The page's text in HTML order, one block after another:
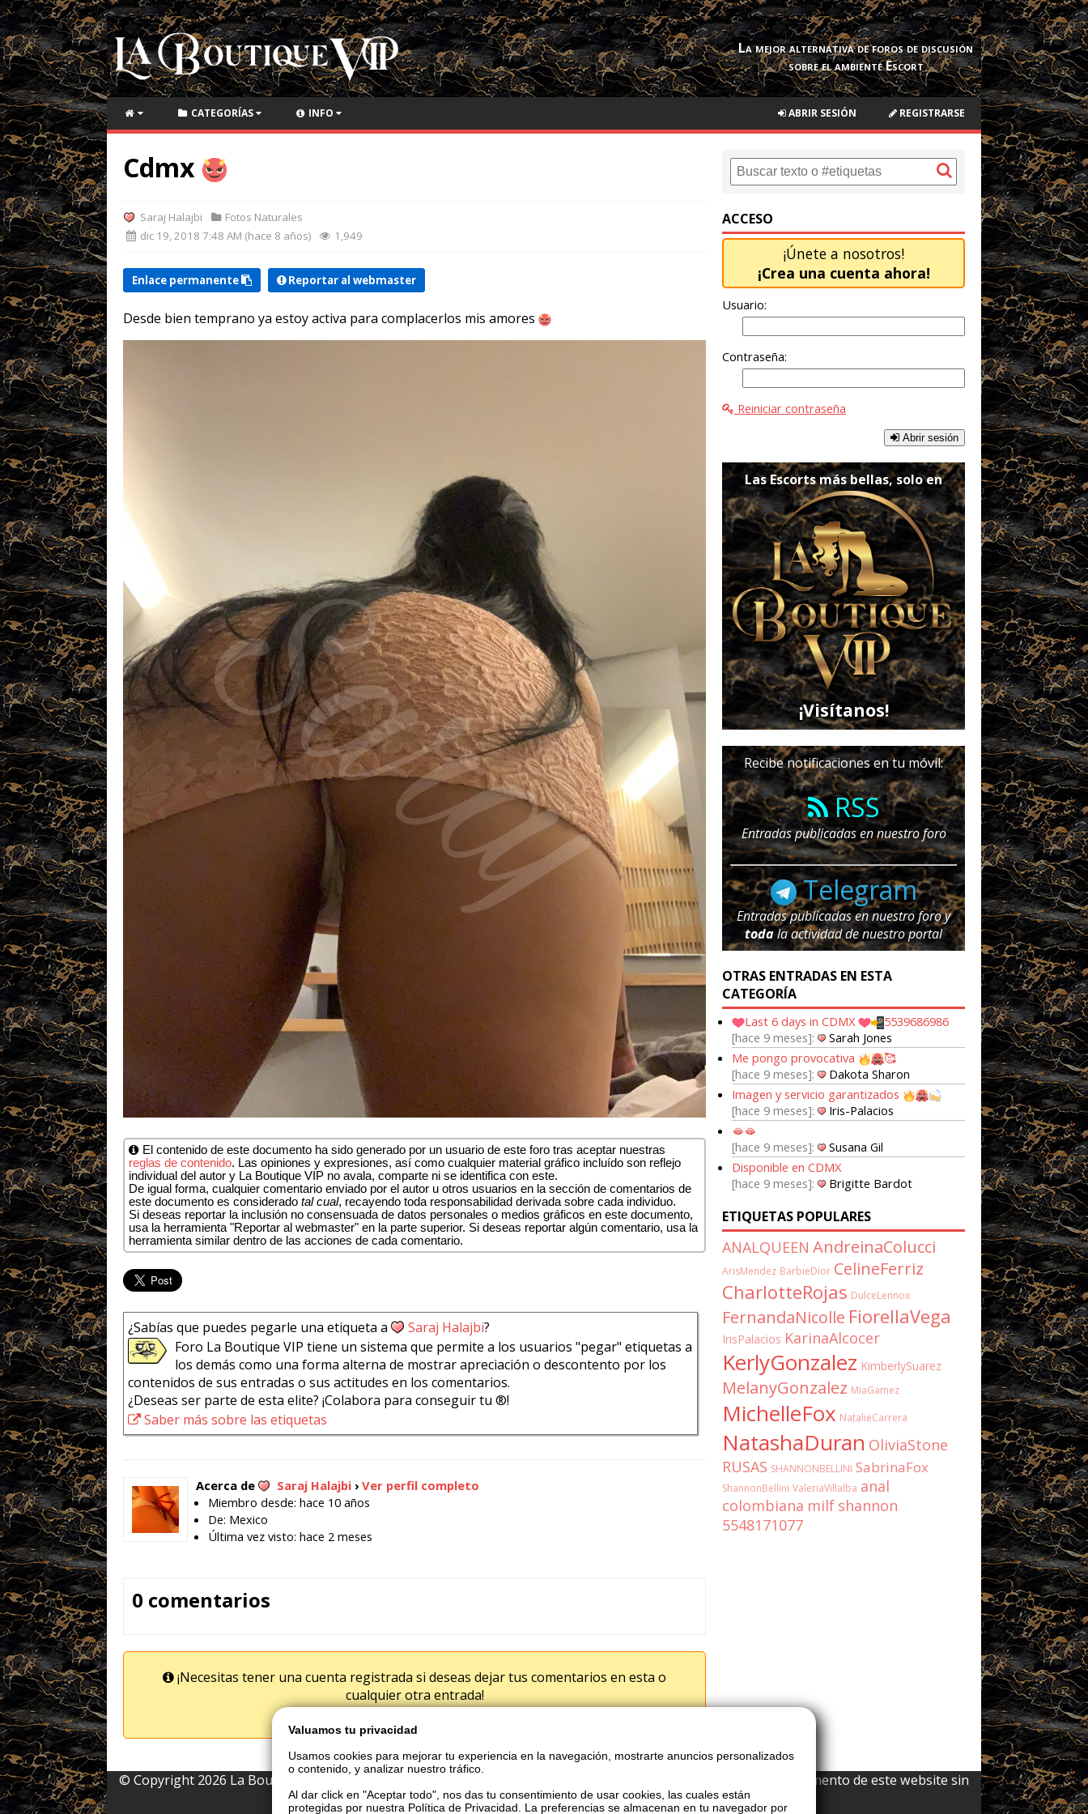
La mejor alternativa de foros de discusión
sobre el ambiente Escort
CATEGORÍAS INFO REGISTRARSE
ABRIR SESIÓN
Cdmx
Saraj Halajbi
Fotos Naturales
dic 19, 2018 7:48 AM (hace 8 años)
1,949
Enlace permanente Reportar al webmaster
Desde bien temprano ya estoy activa para complacerlos mis amores
El contenido de este documento ha sido generado por un usuario de este foro tras aceptar nuestras
reglas de contenido. Las opiniones y expresiones, así como cualquier material gráfico incluído son reflejo
individual del autor y La Boutique VIP no avala, comparte ni se identifica con este.
De igual forma, cualquier comentario enviado por el autor u otros usuarios en la sección de comentarios de
este documento es considerado tal cual, recayendo toda responsabilidad derivada sobre cada individuo.
Si deseas reportar la inclusión no consensuada de datos personales o medios gráficos en este documento,
usa la herramienta "Reportar al webmaster" en la parte superior. Si deseas reportar algún comentario, usa la
herramienta similar dentro de las acciones de cada comentario.
¿Sabías que puedes pegarle una etiqueta a Saraj Halajbi?
Foro La Boutique VIP tiene un sistema que permite a los usuarios "pegar" etiquetas a
los demás como una forma alterna de mostrar apreciación o descontento por los
contenidos de sus entradas o sus actitudes en los comentarios.
¿Deseas ser parte de esta elite? ¡Colabora para conseguir tu ®!
Saber más sobre las etiquetas
Acerca de Saraj Halajbi › Ver perfil completo
Miembro desde: hace 10 años
De: Mexico
Última vez visto: hace 2 meses
0 comentarios
¡Necesitas tener una cuenta registrada si deseas dejar tus comentarios en esta o
cualquier otra entrada!
¡Da click aquí para registrarte ahora!
ACCESO
¡Únete a nosotros!
¡Crea una cuenta ahora!
Usuario:
Contraseña:
Reiniciar contraseña
Abrir sesión
Las Escorts más bellas, solo en
¡Visítanos!
Recibe notificaciones en tu móvil:
RSS
Entradas publicadas en nuestro foro
Telegram
Entradas publicadas en nuestro foro y
todala actividad de nuestro portal
OTRAS ENTRADAS EN ESTA
CATEGORÍA
Last 6 days in CDMX
5539686986
hace 9 meses
Sarah Jones
Me pongo provocativa
🥰
hace 9 meses
Dakota Sharon
Imagen y servicio garantizados
hace 9 meses
Iris-Palacios
🫦🫦
hace 9 meses
Susana Gil
Disponible en CDMX
hace 9 meses
Brigitte Bardot
ETIQUETAS POPULARES
ANALQUEEN AndreinaColucci
ArisMendez BarbieDior CelineFerriz
CharlotteRojas DulceLennox
FernandaNicolle FiorellaVega
IrisPalacios KarinaAlcocer
KerlyGonzalez KimberlySuarez
MelanyGonzalez MiaGamez
MichelleFox NatalieCarrera
NatashaDuran OliviaStone
RUSAS SHANNONBELLINI SabrinaFox
ShannonBellini ValeriaVillalba anal
colombiana milf shannon
5548171077
© Copyright 2026 La Boutique VIP • Prohibida la copia o reproducción parcial o total de esta página y cualquier elemento de este website sin
permiso expreso y por escrito de La Boutique VIP.
Valuamos tu privacidad
Usamos cookies para mejorar tu experiencia en la navegación, mostrarte anuncios personalizados
o contenido, y analizar nuestro tráfico.
Al dar click en "Aceptar todo", nos das tu consentimiento de usar cookies, las cuales están
protegidas por nuestra Política de Privacidad. La preferencias se almacenan en tu navegador por